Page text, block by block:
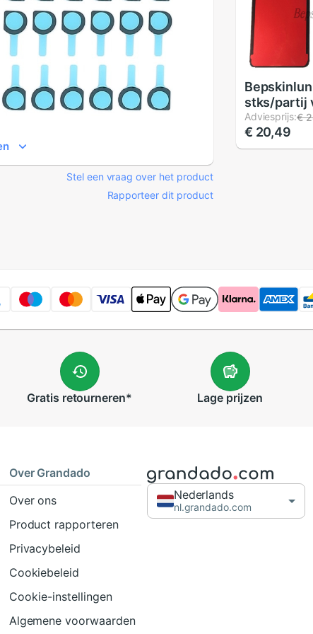
Stel een vraag over het product
Rapporteer dit product
stks/partij
Huawei
20 Pro
Cover
Adviesprijs:€
€ 20,49
Gratis retourneren* Lage prijzen
Over Grandado
Over ons
Product rapporteren
Privacybeleid
Cookiebeleid
Cookie-instellingen
Algemene voorwaarden
Nederlands
nl.grandado.com